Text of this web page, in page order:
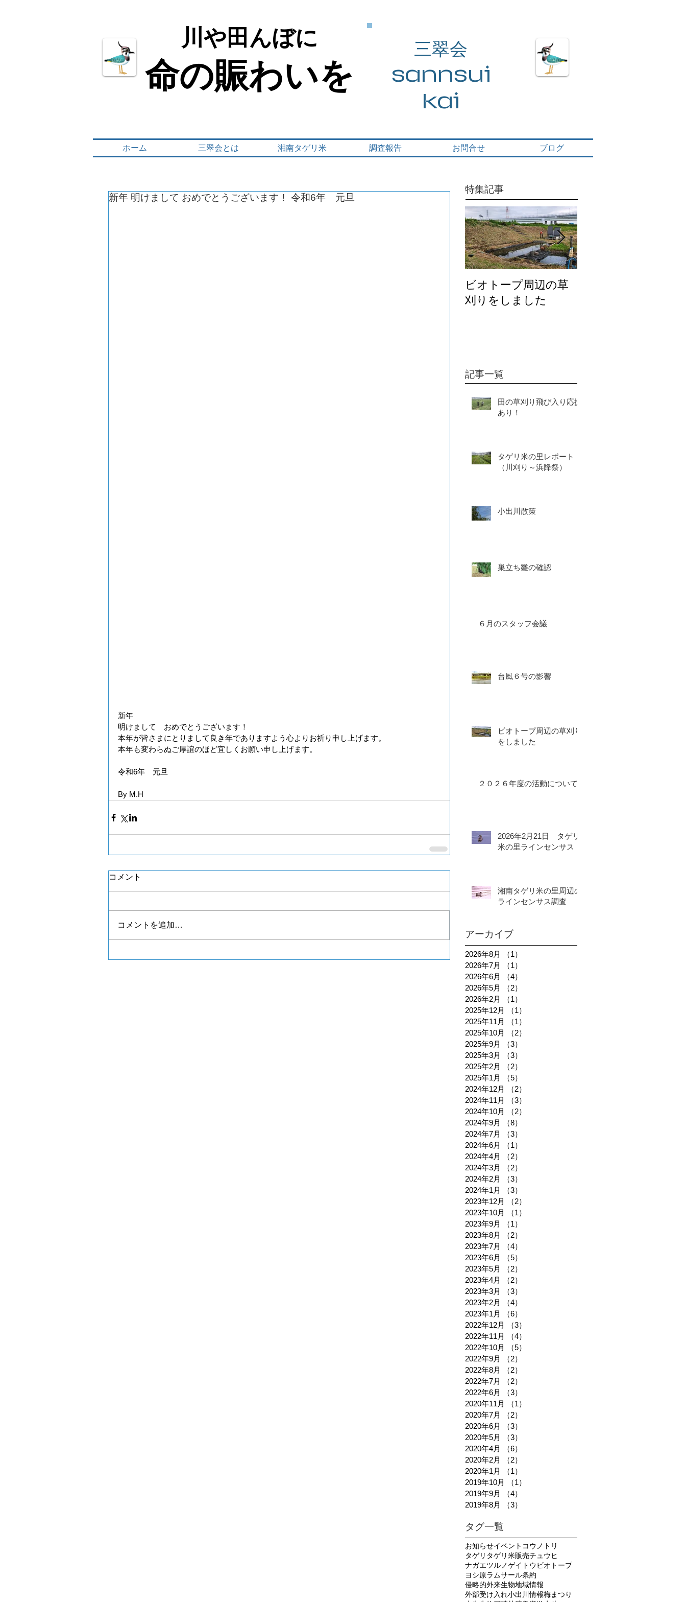
川や田んぼに
川や田んぼに
命の賑わいを
命の賑わいを
三翠会
sannsui​
kai
ホーム 三翠会とは 湘南タゲリ米 調査報告 お問合せ ブログ
新年 明けまして おめでとうございます！ 令和6年 元旦
新年
明けまして　おめでとうございます！
本年が皆さまにとりまして良き年でありますよう心よりお祈り申し上げます。
本年も変わらぬご厚誼のほど宜しくお願い申し上げます。
令和6年　元旦
By M.H
コメント
コメントを追加…
特集記事
ビオトープ周辺の草
刈りをしました
記事一覧
田の草刈り飛び入り応援
あり！
タゲリ米の里レポート
（川刈り～浜降祭）
小出川散策
巣立ち雛の確認
６月のスタッフ会議
台風６号の影響
ビオトープ周辺の草刈り
をしました
２０２６年度の活動について
2026年2月21日 タゲリ
米の里ラインセンサス
湘南タゲリ米の里周辺の
ラインセンサス調査
アーカイブ
2026年8月 （1）
2026年7月
（1）
2026年6月
（4）
2026年5月
（2）
2026年2月
（1）
2025年12月
（1）
2025年11月
（1）
2025年10月
（2）
2025年9月
（3）
2025年3月
（3）
2025年2月
（2）
2025年1月
（5）
2024年12月
（2）
2024年11月
（3）
2024年10月
（2）
2024年9月
（8）
2024年7月
（3）
2024年6月
（1）
2024年4月
（2）
2024年3月
（2）
2024年2月
（3）
2024年1月
（3）
2023年12月
（2）
2023年10月
（1）
2023年9月
（1）
2023年8月
（2）
2023年7月
（4）
2023年6月
（5）
2023年5月
（2）
2023年4月
（2）
2023年3月
（3）
2023年2月
（4）
2023年1月
（6）
2022年12月
（3）
2022年11月
（4）
2022年10月
（5）
2022年9月
（2）
2022年8月
（2）
2022年7月
（2）
2022年6月
（3）
2020年11月
（1）
2020年7月
（2）
2020年6月
（3）
2020年5月
（3）
2020年4月
（6）
2020年2月
（2）
2020年1月
（1）
2019年10月
（1）
2019年9月
（4）
2019年8月
（3）
タグ一覧
お知らせイベント コウノトリ
タゲリ タゲリ米販売チュウヒ
ナガエツルノゲイトウ ビオトープ
ヨシ原ラムサール条約
侵略的外来生物地域情報
外部受け入れ小出川 情報梅まつり